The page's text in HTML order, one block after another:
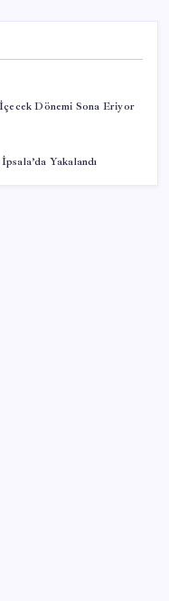
Dönemi Sona Eriyor
Yakalandı